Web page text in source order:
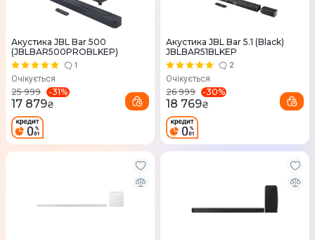
Акустика JBL Bar 500
(JBLBAR500PROBLKEP)
1
Очікується
25 999 -31%
17 879₴
Акустика JBL Bar 5.1 (Black)
JBLBAR51BLKEP
2
Очікується
26 999 -30%
18 769₴